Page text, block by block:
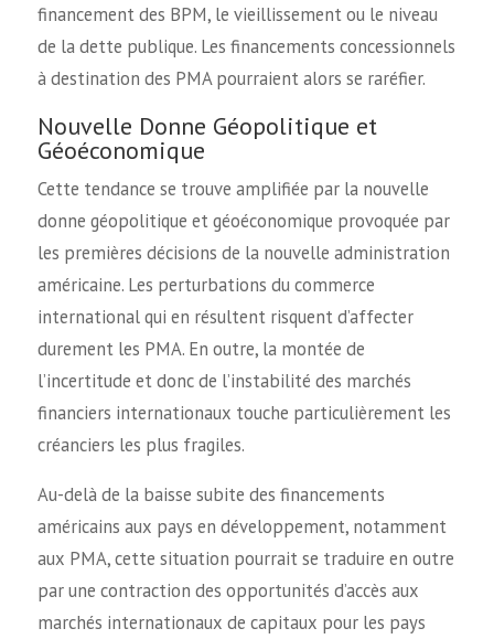
financement des BPM, le vieillissement ou le niveau
de la dette publique. Les financements concessionnels
à destination des PMA pourraient alors se raréfier.
Nouvelle Donne Géopolitique et
Géoéconomique
Cette tendance se trouve amplifiée par la nouvelle
donne géopolitique et géoéconomique provoquée par
les premières décisions de la nouvelle administration
américaine. Les perturbations du commerce
international qui en résultent risquent d’affecter
durement les PMA. En outre, la montée de
l’incertitude et donc de l’instabilité des marchés
financiers internationaux touche particulièrement les
créanciers les plus fragiles.
Au-delà de la baisse subite des financements
américains aux pays en développement, notamment
aux PMA, cette situation pourrait se traduire en outre
par une contraction des opportunités d’accès aux
marchés internationaux de capitaux pour les pays